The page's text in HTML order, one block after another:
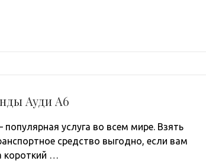
Ауди А6
услуга во всем мире. Взять
средство выгодно, если вам
короткий …